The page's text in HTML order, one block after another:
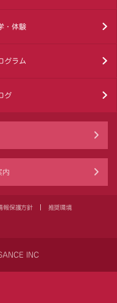
・体験
グラム
グ
内
報保護方針 推奨環境
INC